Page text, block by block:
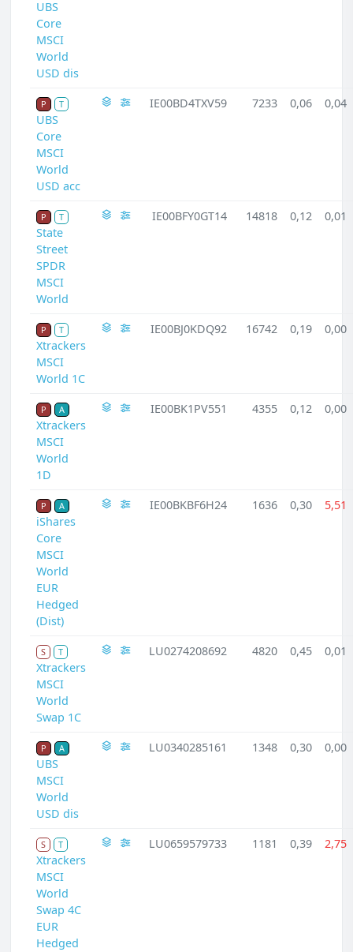
UBS
Core
MSCI
World
USD dis
P T
UBS
Core
MSCI
World
USD acc
IE00BD4TXV59 7233 0,06 0,04
P T
State
Street
SPDR
MSCI
World
IE00BFY0GT14 14818 0,12 0,01
P T
Xtrackers
MSCI
World 1C
IE00BJ0KDQ92 16742 0,19 0,00
P A
Xtrackers
MSCI
World
1D
IE00BK1PV551 4355 0,12 0,00
P A
iShares
Core
MSCI
World
EUR
Hedged
(Dist)
IE00BKBF6H24 1636 0,30 5,51
S T
Xtrackers
MSCI
World
Swap 1C
LU0274208692 4820 0,45 0,01
P A
UBS
MSCI
World
USD dis
LU0340285161 1348 0,30 0,00
S T
Xtrackers
MSCI
World
Swap 4C
EUR
Hedged
LU0659579733 1181 0,39 2,75